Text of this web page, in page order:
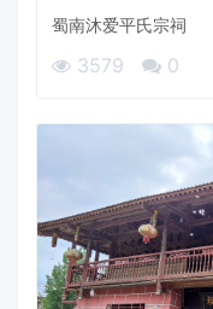
蜀南沐爱平氏宗祠
3579 0